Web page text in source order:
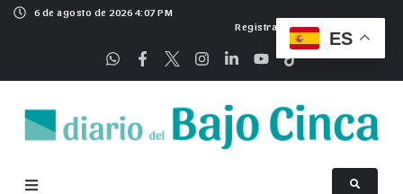
6 de agosto de 2026 4:07 PM
Registrarse
ES